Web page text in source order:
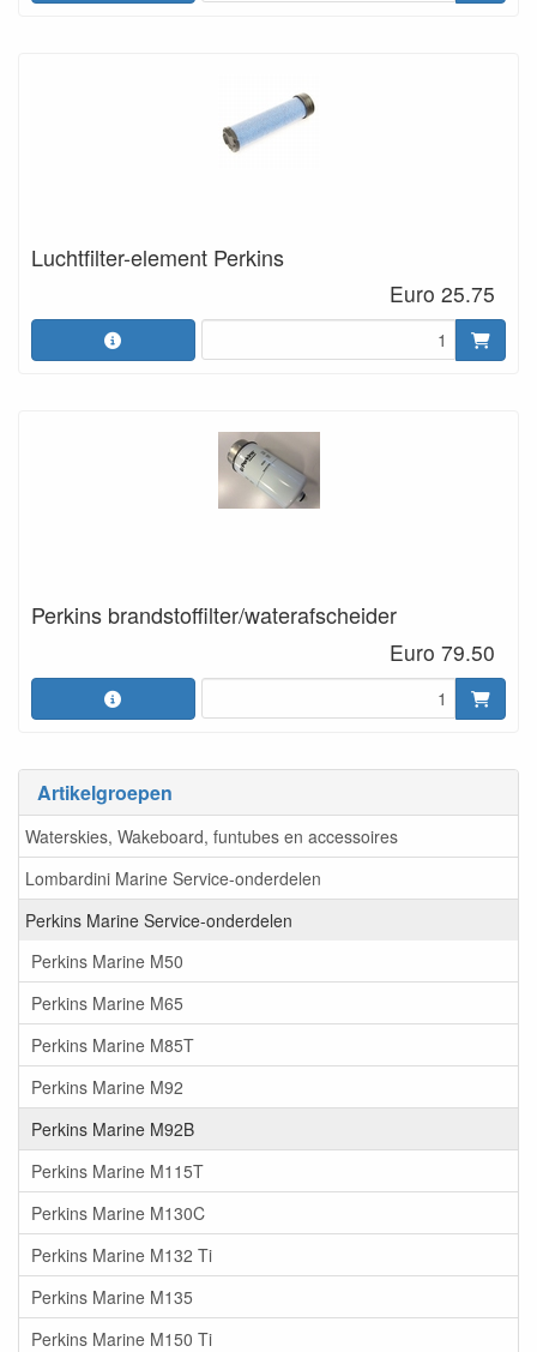
Artikelgroepen
Waterskies, Wakeboard, funtubes en accessoires
Lombardini Marine Service-onderdelen
Perkins Marine Service-onderdelen
Perkins Marine M50
Perkins Marine M65
Perkins Marine M85T
Perkins Marine M92
Perkins Marine M92B
Perkins Marine M115T
Perkins Marine M130C
Perkins Marine M132 Ti
Perkins Marine M135
Perkins Marine M150 Ti
Luchtfilter-element Perkins
Euro 25.75
Perkins brandstoffilter/waterafscheider
Euro 79.50